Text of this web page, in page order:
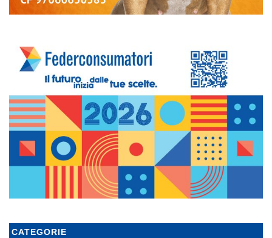
CATEGORIE